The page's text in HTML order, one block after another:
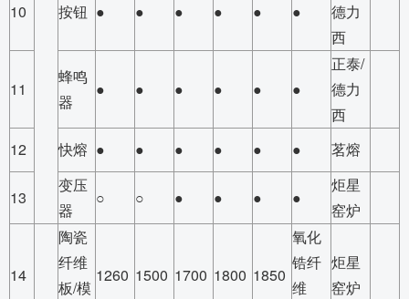
10 按钮 ● ● ● ● ● ●
德力
西
11
蜂鸣
器
● ● ● ● ● ●
正泰/
德力
西
12
快熔 ● ● ● ● ● ● 茗熔
13
变压
器
○ ○ ● ● ● ●
炬星
窑炉
14
陶瓷
纤维
板/模
1260 1500 1700 1800 1850
氧化
锆纤
维
炬星
窑炉